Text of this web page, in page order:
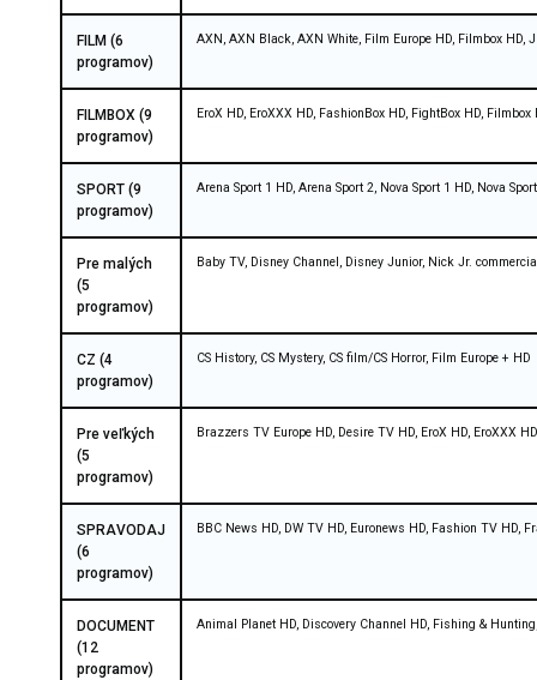
FILM (6
programov)
AXN, AXN Black, AXN White, Film Europe HD, Filmbox HD,
FILMBOX (9
programov)
EroX HD, EroXXX HD, FashionBox HD, FightBox HD,
SPORT (9
programov)
Arena Sport 1 HD, Arena Sport 2, Nova Sport 1 HD, Nova
Pre malých
(5
programov)
Baby TV, Disney Channel, Disney Junior, Nick Jr.
CZ (4
programov)
CS History, CS Mystery, CS film/CS Horror, Film Europe + HD
Pre veľkých
(5
programov)
Brazzers TV Europe HD, Desire TV HD, EroX HD, EroXXX
SPRAVODAJ
(6
programov)
BBC News HD, DW TV HD, Euronews HD, Fashion TV HD,
DOCUMENT
(12
programov)
Animal Planet HD, Discovery Channel HD, Fishing &